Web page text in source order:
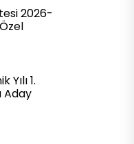
2026-
1.
Aday